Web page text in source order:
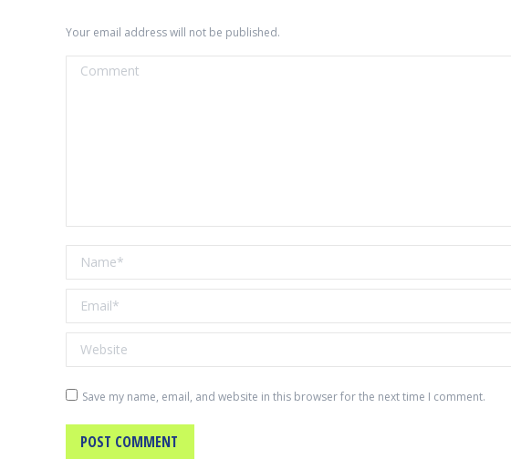
Your email address will not be published.
Comment
Name *
Email *
Website
Save my name, email, and website in this browser for the next time I comment.
POST COMMENT